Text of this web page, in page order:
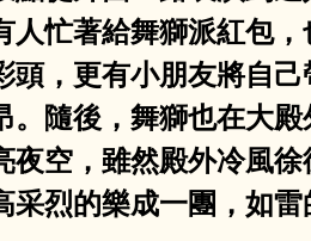
忙著給舞獅派紅包
，更有小朋友將自
隨後，舞獅也在大
空，雖然殿外冷風
烈的樂成一團，如